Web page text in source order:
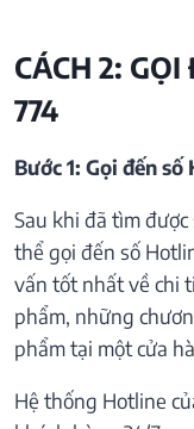
CÁCH 2:
774
Bước 1: Gọi đến
Sau khi đã tìm
thể gọi đến số
vấn tốt nhất về chi
phẩm, những
phẩm tại một cửa
Hệ thống Hotline